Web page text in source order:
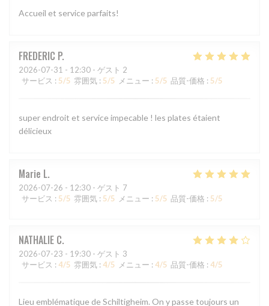
Accueil et service parfaits!
FREDERIC P
2026-07-31 - 12:30 - ゲスト 2
サービス : 5/5 雰囲気 : 5/5 メニュー : 5/5 品質-価格 : 5/5
super endroit et service impecable ! les plates étaient
délicieux
Marie L
2026-07-26 - 12:30 - ゲスト 7
サービス : 5/5 雰囲気 : 5/5 メニュー : 5/5 品質-価格 : 5/5
NATHALIE C
2026-07-23 - 19:30 - ゲスト 3
サービス : 4/5 雰囲気 : 4/5 メニュー : 4/5 品質-価格 : 4/5
Lieu emblématique de Schiltigheim. On y passe toujours un